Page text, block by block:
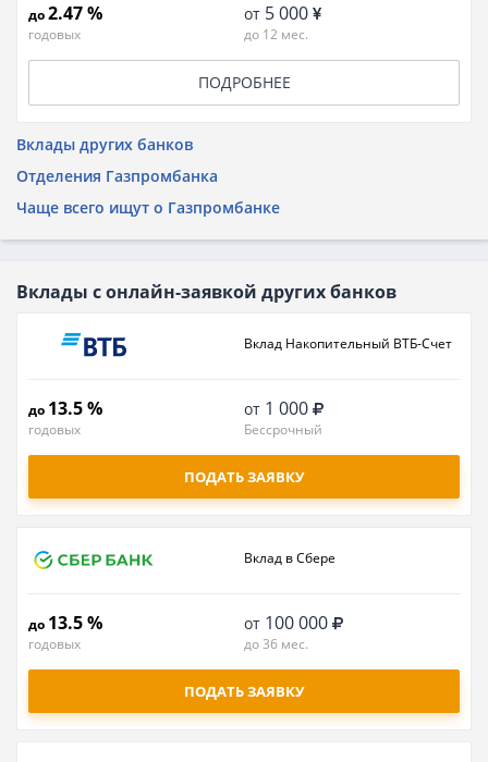
до2.47 %
годовых
от 5 000
до 12 мес.
ПОДРОБНЕЕ
Вклады других банков
Отделения Газпромбанка
Чаще всего ищут о Газпромбанке
Вклады с онлайн-заявкой других банков
Вклад Накопительный ВТБ-Счет
до 13.5 %
годовых
от 1 000
Бессрочный
ПОДАТЬ ЗАЯВКУ
Вклад в Сбере
до 13.5 %
годовых
от 100 000
до 36 мес.
ПОДАТЬ ЗАЯВКУ